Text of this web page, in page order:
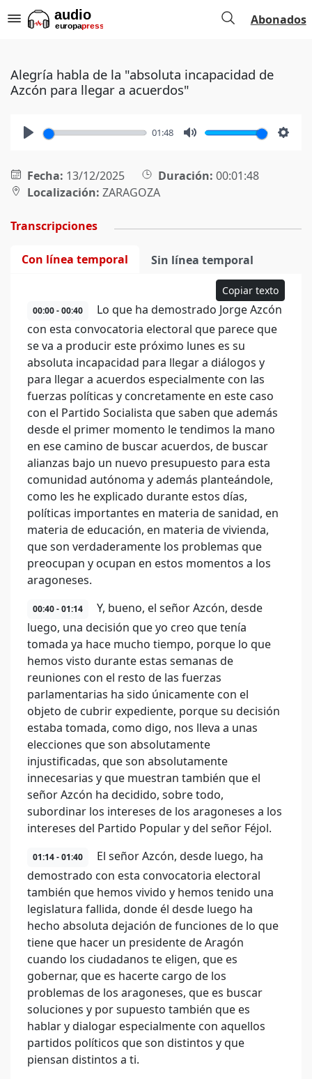
Abonados
Alegría habla de la "absoluta incapacidad de
Azcón para llegar a acuerdos"
01:48
Fecha: 13/12/2025 Duración: 00:01:48
Localización: ZARAGOZA
Transcripciones
Con línea temporal Sin línea temporal
Copiar texto
00:00 - 00:40
Lo que ha demostrado Jorge Azcón
con esta convocatoria electoral que parece que
se va a producir este próximo lunes es su
absoluta incapacidad para llegar a diálogos y
para llegar a acuerdos especialmente con las
fuerzas políticas y concretamente en este caso
con el Partido Socialista que saben que además
desde el primer momento le tendimos la mano
en ese camino de buscar acuerdos, de buscar
alianzas bajo un nuevo presupuesto para esta
comunidad autónoma y además planteándole,
como les he explicado durante estos días,
políticas importantes en materia de sanidad, en
materia de educación, en materia de vivienda,
que son verdaderamente los problemas que
preocupan y ocupan en estos momentos a los
aragoneses.
00:40 - 01:14
Y, bueno, el señor Azcón, desde
luego, una decisión que yo creo que tenía
tomada ya hace mucho tiempo, porque lo que
hemos visto durante estas semanas de
reuniones con el resto de las fuerzas
parlamentarias ha sido únicamente con el
objeto de cubrir expediente, porque su decisión
estaba tomada, como digo, nos lleva a unas
elecciones que son absolutamente
injustificadas, que son absolutamente
innecesarias y que muestran también que el
señor Azcón ha decidido, sobre todo,
subordinar los intereses de los aragoneses a los
intereses del Partido Popular y del señor Féjol.
01:14 - 01:40
El señor Azcón, desde luego, ha
demostrado con esta convocatoria electoral
también que hemos vivido y hemos tenido una
legislatura fallida, donde él desde luego ha
hecho absoluta dejación de funciones de lo que
tiene que hacer un presidente de Aragón
cuando los ciudadanos te eligen, que es
gobernar, que es hacerte cargo de los
problemas de los aragoneses, que es buscar
soluciones y por supuesto también que es
hablar y dialogar especialmente con aquellos
partidos políticos que son distintos y que
piensan distintos a ti.